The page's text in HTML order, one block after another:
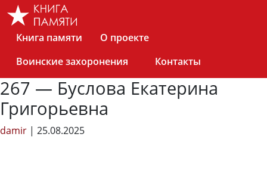
Skip
Книга памяти
О проекте
Воинские захоронения
Контакты
267 — Буслова Екатерина
Григорьевна
damir | 25.08.2025